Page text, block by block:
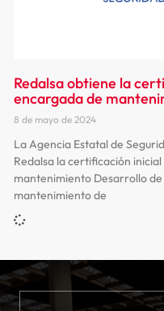
Redalsa obtiene la
encargada de
8 de mayo de 2024
La Agencia Estatal de
Redalsa la certificación
mantenimiento Desarrollo
mantenimiento de